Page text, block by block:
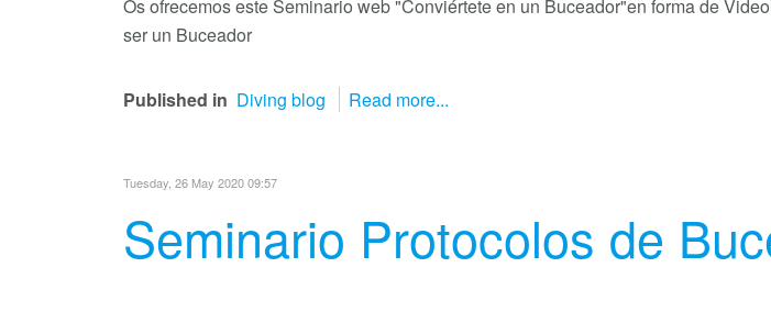
Os ofrecemos este Seminario web "Conviértete en un Buceador"en forma de
ser un Buceador
Published in Diving blog Read more...
Tuesday, 26 May 2020 09:57
Seminario Protocolos de